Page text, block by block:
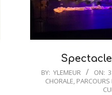
2024-
BY: YLEMEUR ON:
CHORALE,